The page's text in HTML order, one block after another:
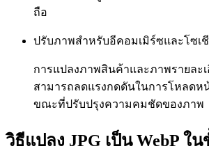
ถือ
ปรับภาพสำหรับอีคอมเมิร์ซและโซเ
การแปลงภาพสินค้าและภาพรายละเ
สามารถลดแรงกดดันในการโหลดห
ขณะที่ปรับปรุงความคมชัดของภาพ
วิธีแปลง JPG เป็น WebP ใ